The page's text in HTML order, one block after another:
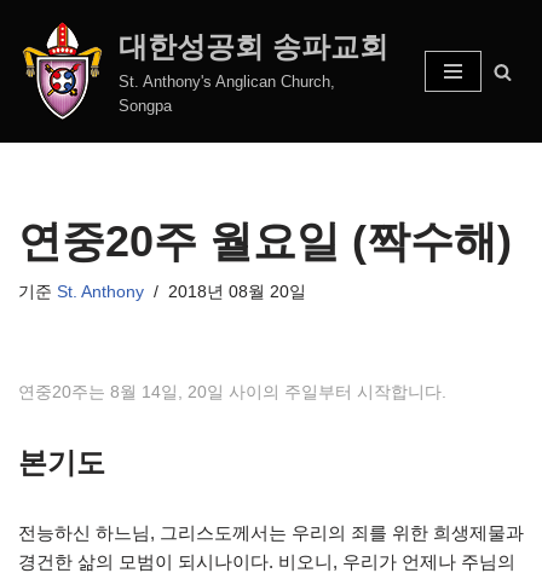
콘
뛰
기
대한성공회 송파교회
St. Anthony's Anglican Church,
Songpa
연중20주 월요일 (짝수해)
기준 St. Anthony 2018년 08월 20일
연중20주는 8월 14일, 20일 사이의 주일부터 시작합니다.
본기도
전능하신 하느님, 그리스도께서는 우리의 죄를 위한 희생제물과
경건한 삶의 모범이 되시나이다. 비오니, 우리가 언제나 주님의